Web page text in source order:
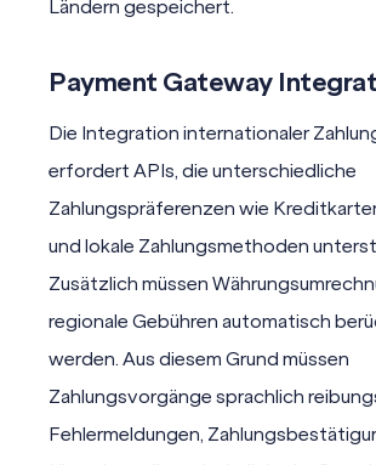
Ländern gespeichert.
Payment Gateway
Die Integration internationaler
erfordert APIs, die unterschiedliche
Zahlungspräferenzen wie
und lokale Zahlungsmethoden
Zusätzlich müssen
regionale Gebühren automatisch
werden. Aus diesem Grund müssen
Zahlungsvorgänge sprachlich
Fehlermeldungen,